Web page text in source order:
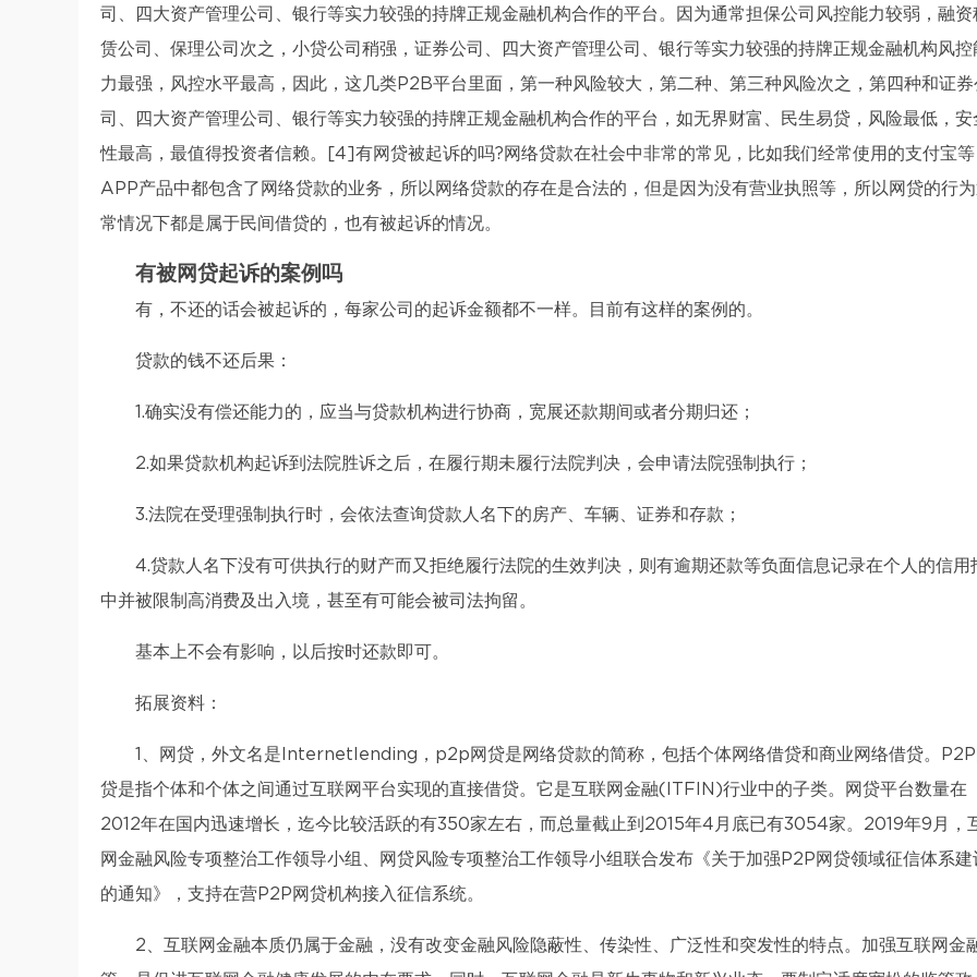
司、四大资产管理公司、银行等实力较强的持牌正规金融机构合作的平台。因为通常担保公司风控能力较弱，融资
赁公司、保理公司次之，小贷公司稍强，证券公司、四大资产管理公司、银行等实力较强的持牌正规金融机构风控
力最强，风控水平最高，因此，这几类P2B平台里面，第一种风险较大，第二种、第三种风险次之，第四种和证券
司、四大资产管理公司、银行等实力较强的持牌正规金融机构合作的平台，如无界财富、民生易贷，风险最低，安
性最高，最值得投资者信赖。[4]有网贷被起诉的吗?网络贷款在社会中非常的常见，比如我们经常使用的支付宝等
APP产品中都包含了网络贷款的业务，所以网络贷款的存在是合法的，但是因为没有营业执照等，所以网贷的行为
常情况下都是属于民间借贷的，也有被起诉的情况。
有被网贷起诉的案例吗
有，不还的话会被起诉的，每家公司的起诉金额都不一样。目前有这样的案例的。
贷款的钱不还后果：
1.确实没有偿还能力的，应当与贷款机构进行协商，宽展还款期间或者分期归还；
2.如果贷款机构起诉到法院胜诉之后，在履行期未履行法院判决，会申请法院强制执行；
3.法院在受理强制执行时，会依法查询贷款人名下的房产、车辆、证券和存款；
4.贷款人名下没有可供执行的财产而又拒绝履行法院的生效判决，则有逾期还款等负面信息记录在个人的信用
中并被限制高消费及出入境，甚至有可能会被司法拘留。
基本上不会有影响，以后按时还款即可。
拓展资料：
1、网贷，外文名是Internetlending，p2p网贷是网络贷款的简称，包括个体网络借贷和商业网络借贷。P2P
贷是指个体和个体之间通过互联网平台实现的直接借贷。它是互联网金融(ITFIN)行业中的子类。网贷平台数量在
2012年在国内迅速增长，迄今比较活跃的有350家左右，而总量截止到2015年4月底已有3054家。2019年9月，
网金融风险专项整治工作领导小组、网贷风险专项整治工作领导小组联合发布《关于加强P2P网贷领域征信体系建
的通知》，支持在营P2P网贷机构接入征信系统。
2、互联网金融本质仍属于金融，没有改变金融风险隐蔽性、传染性、广泛性和突发性的特点。加强互联网金